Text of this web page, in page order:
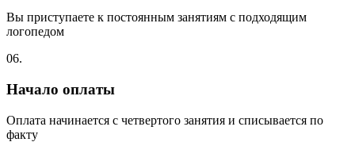
Вы приступаете к постоянным занятиям с подходящим
логопедом
06.
Начало оплаты
Оплата начинается с четвертого занятия и списывается по
факту